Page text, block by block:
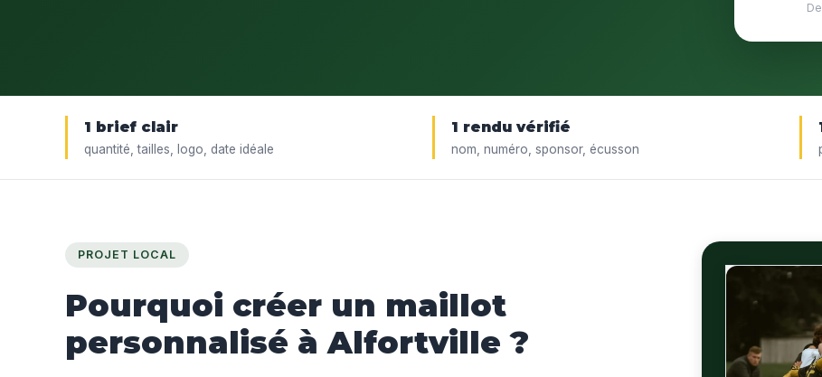
1 brief clair
quantité, tailles, logo, date idéale
1 rendu vérifié
nom, numéro, sponsor, écusson
PROJET LOCAL
Pourquoi créer un maillot
personnalisé à Alfortville ?